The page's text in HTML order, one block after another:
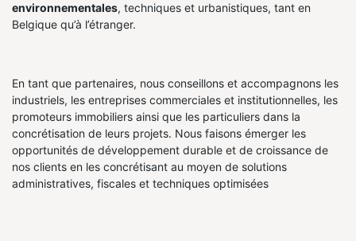
environnementales, techniques et urbanistiques, tant en
Belgique qu’à l’étranger.
En tant que partenaires, nous conseillons et accompagnons les
industriels, les entreprises commerciales et institutionnelles, les
promoteurs immobiliers ainsi que les particuliers dans la
concrétisation de leurs projets. Nous faisons émerger les
opportunités de développement durable et de croissance de
nos clients en les concrétisant au moyen de solutions
administratives, fiscales et techniques optimisées